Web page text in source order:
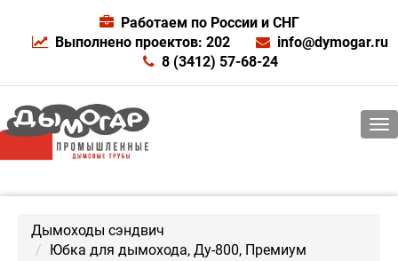
Работаем по России и СНГ
Выполнено проектов: 202
info@dymogar.ru
8 (3412) 57-68-24
Дымоходы сэндвич
Юбка для дымохода, Ду-800, Премиум